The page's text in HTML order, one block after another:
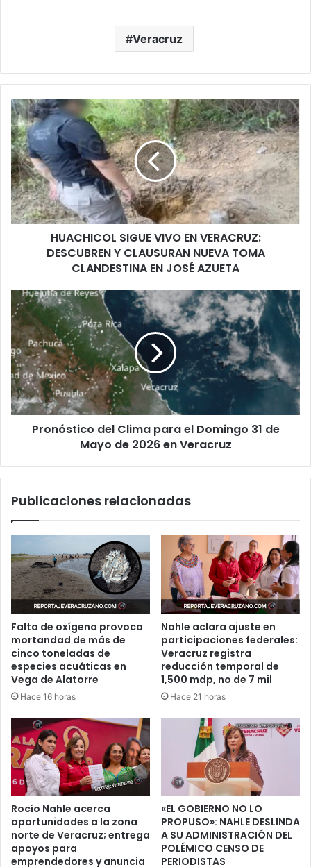
Veracruz
HUACHICOL
SIGUE
VIVO
EN
VERACRUZ:
DESCUBREN
Y
CLAUSURAN
NUEVA
CLANDESTINA
AZUETA
HUACHICOL SIGUE VIVO EN VERACRUZ:
DESCUBREN Y CLAUSURAN NUEVA TOMA
CLANDESTINA EN JOSÉ AZUETA
Pronóstico
del
Clima
para
el
Domingo
31
de
Mayo
Pronóstico del Clima para el Domingo 31 de
Mayo de 2026 en Veracruz
Publicaciones relacionadas
Falta de oxígeno provoca
mortandad de más de
cinco toneladas de
especies acuáticas en
Vega de Alatorre
Hace 16 horas
Nahle aclara ajuste en
participaciones federales:
Veracruz registra
reducción temporal de
1,500 mdp, no de 7 mil
Hace 21 horas
Rocío Nahle acerca
oportunidades a la zona
norte de Veracruz; entrega
apoyos para
emprendedores y anuncia
«EL GOBIERNO NO LO
PROPUSO»: NAHLE DESLINDA
A SU ADMINISTRACIÓN DEL
POLÉMICO CENSO DE
PERIODISTAS